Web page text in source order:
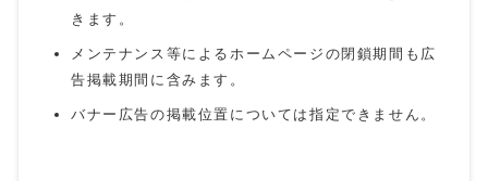
きます。
メンテナンス等によるホームページの閉鎖期間も広
告掲載期間に含みます。
バナー広告の掲載位置については指定できません。